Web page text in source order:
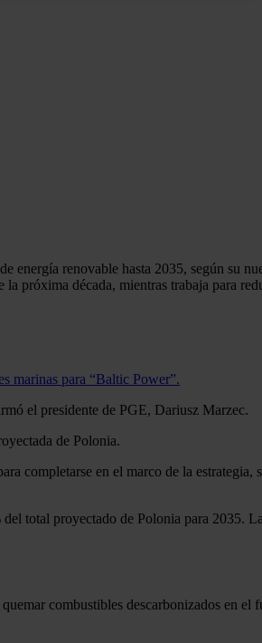
renovable hasta 2035, según su
próxima década, mientras trabaja para
marinas para “Baltic Power”.
el presidente de PGE, Dariusz Marzec.
de Polonia.
completarse en el marco de la estrategia,
total proyectado de Polonia para 2035.
combustibles descarbonizados en el